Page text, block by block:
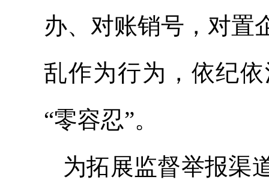
办、对账销号， 对置
乱作为行为，依纪
“零容忍”。
为拓展监督举报渠